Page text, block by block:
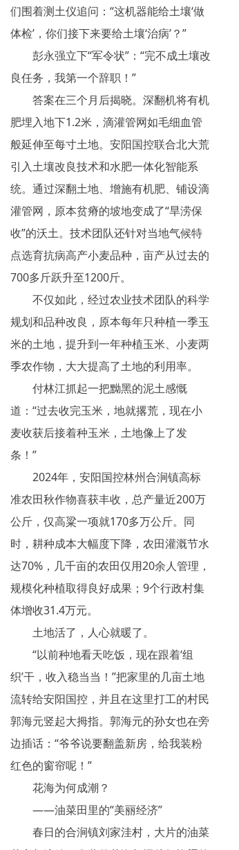
们围着测土仪追问：“这机器能给土壤‘做
体检’，你们接下来要给土壤‘治病’？”
彭永强立下“军令状”：“完不成土壤改
良任务，我第一个辞职！”
答案在三个月后揭晓。深翻机将有机
肥埋入地下1.2米，滴灌管网如毛细血管
般延伸至每寸土地。安阳国控联合北大荒
引入土壤改良技术和水肥一体化智能系
统。通过深翻土地、增施有机肥、铺设滴
灌管网，原本贫瘠的坡地变成了“旱涝保
收”的沃土。技术团队还针对当地气候特
点选育抗病高产小麦品种，亩产从过去的
700多斤跃升至1200斤。
不仅如此，经过农业技术团队的科学
规划和品种改良，原本每年只种植一季玉
米的土地，提升到一年种植玉米、小麦两
季农作物，大大提高了土地的利用率。
付林江抓起一把黝黑的泥土感慨
道：“过去收完玉米，地就撂荒，现在小
麦收获后接着种玉米，土地像上了发
条！”
2024年，安阳国控林州合涧镇高标
准农田秋作物喜获丰收，总产量近200万
公斤，仅高粱一项就170多万公斤。同
时，耕种成本大幅度下降，农田灌溉节水
达70%，几千亩的农田仅用20余人管理，
规模化种植取得良好成果；9个行政村集
体增收31.4万元。
土地活了，人心就暖了。
“以前种地看天吃饭，现在跟着‘组
织’干，收入稳当当！”把家里的几亩土地
流转给安阳国控，并且在这里打工的村民
郭海元竖起大拇指。郭海元的孙女也在旁
边插话：“爷爷说要翻盖新房，给我装粉
红色的窗帘呢！”
花海为何成潮？
——油菜田里的“美丽经济”
春日的合涧镇刘家洼村，大片的油菜